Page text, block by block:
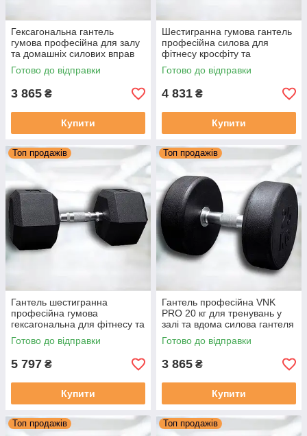
Гексагональна гантель
гумова професійна для залу
та домашніх силових вправ
VNK PRO 20 кг (1 шт.)
Готово до відправки
3 865 ₴
Купити
Шестигранна гумова гантель
професійна силова для
фітнесу кросфіту та
бодибілдингу VNK PRO 25 кг
(1 шт.)
Готово до відправки
4 831 ₴
Купити
Топ продажів
Гантель шестигранна
професійна гумова
гексагональна для фітнесу та
силових тренувань VNK PRO
30 кг (1 шт.)
Готово до відправки
5 797 ₴
Купити
Топ продажів
Гантель професійна VNK
PRO 20 кг для тренувань у
залі та вдома силова гантеля
для фітнесу та бодибілдингу
Готово до відправки
3 865 ₴
Купити
Топ продажів Топ продажів